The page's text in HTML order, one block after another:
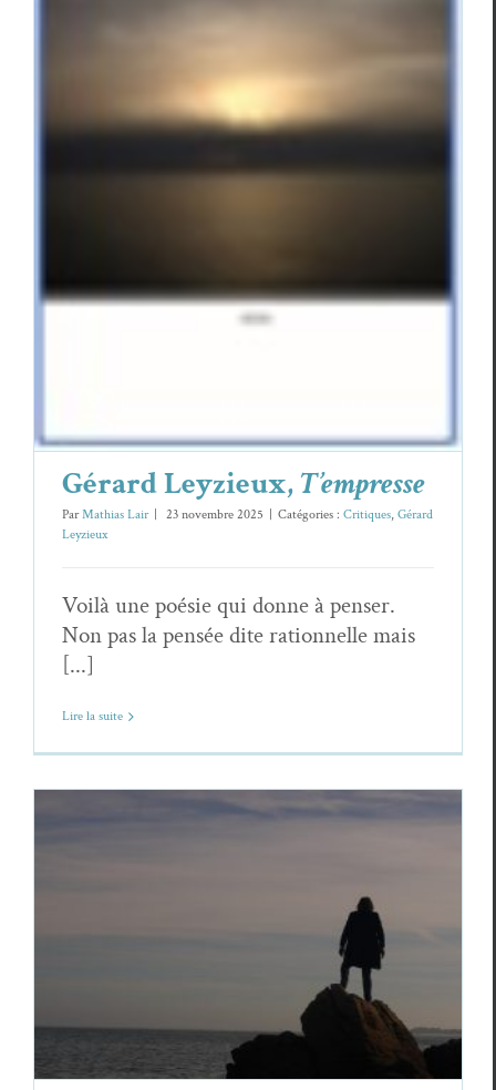
Gérard Leyzieux,T’empresse
ParMathias Lair 23 novembre 2025 Catégories : Critiques, Gérard
Leyzieux
Voilà une poésie qui donne à penser.
Non pas la pensée dite rationnelle mais
[...]
Lire la suite
Lettre à la liberté
Pistolet à bouchon sur la tempe